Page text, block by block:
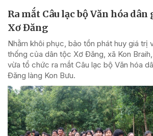
Ra mắt Câu lạc bộ Văn hóa
Xơ Đăng
Nhằm khôi phục, bảo tồn phát huy giá trị
thống của dân tộc Xơ Đăng, xã Kon
vừa tổ chức ra mắt Câu lạc bộ Văn hóa
Đăng làng Kon Bưu.